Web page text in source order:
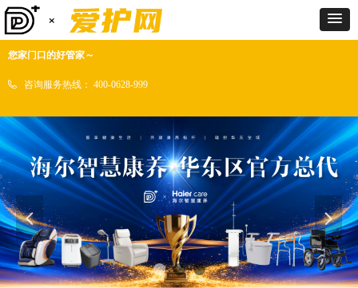
您家门口的好管家～
咨询服务热线： 400-0628-999
넳 넲